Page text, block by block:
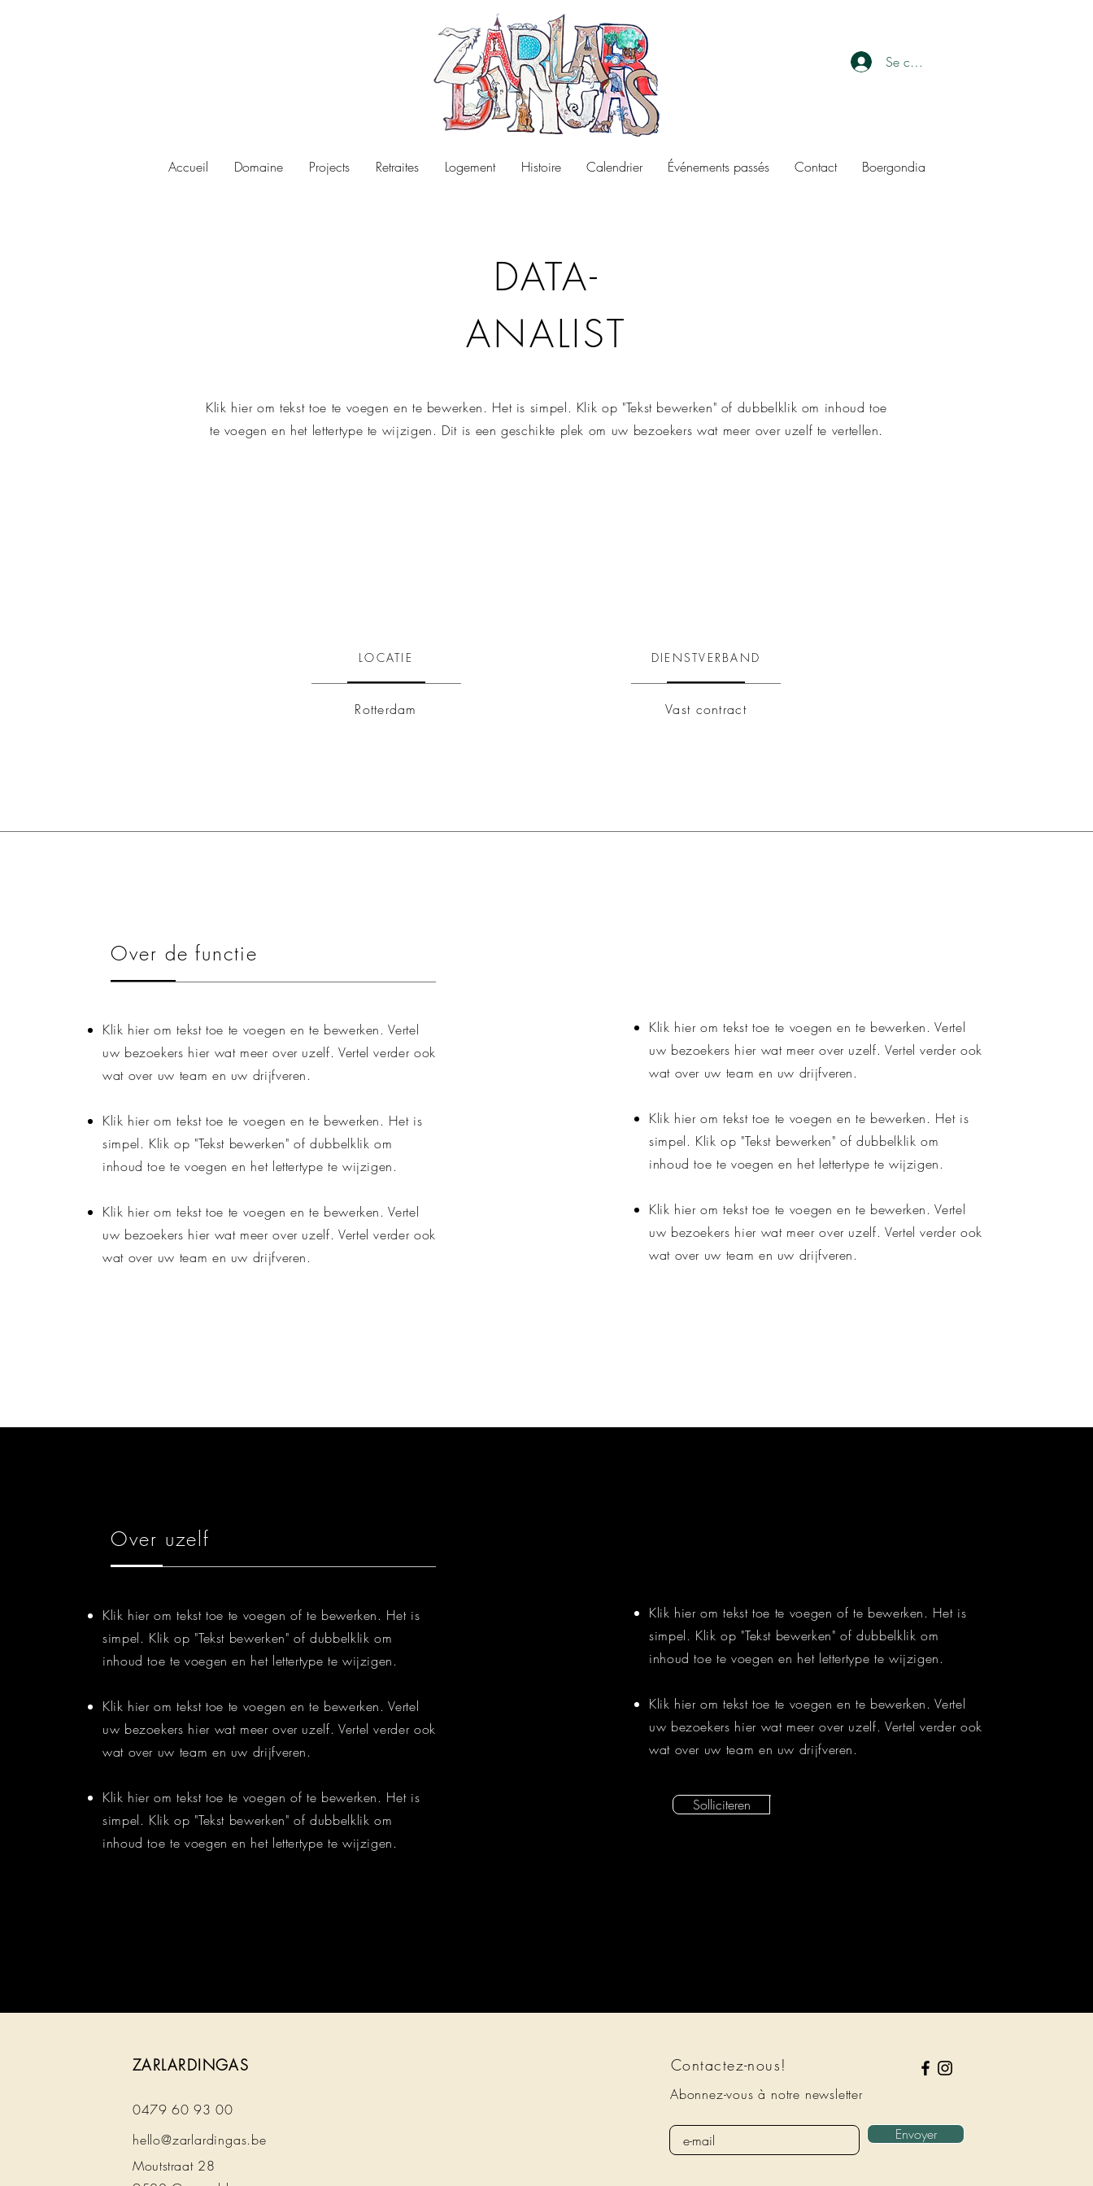
Se connecter
Accueil Domaine Projects Retraites Logement Histoire Calendrier Événements passés Contact Boergondia
DATA-
ANALIST
Klik hier om tekst toe te voegen en te bewerken. Het is simpel. Klik op "Tekst bewerken" of dubbelklik om inhoud toe
te voegen en het lettertype te wijzigen. Dit is een geschikte plek om uw bezoekers wat meer over uzelf te vertellen.
LOCATIE
Rotterdam
DIENSTVERBAND
Vast contract
Over de functie
Klik hier om tekst toe te voegen en te bewerken. Vertel
uw bezoekers hier wat meer over uzelf. Vertel verder ook
wat over uw team en uw drijfveren.
Klik hier om tekst toe te voegen en te bewerken. Het is
simpel. Klik op "Tekst bewerken" of dubbelklik om
inhoud toe te voegen en het lettertype te wijzigen.
Klik hier om tekst toe te voegen en te bewerken. Vertel
uw bezoekers hier wat meer over uzelf. Vertel verder ook
wat over uw team en uw drijfveren.
Klik hier om tekst toe te voegen en te bewerken. Vertel
uw bezoekers hier wat meer over uzelf. Vertel verder ook
wat over uw team en uw drijfveren.
Klik hier om tekst toe te voegen en te bewerken. Het is
simpel. Klik op "Tekst bewerken" of dubbelklik om
inhoud toe te voegen en het lettertype te wijzigen.
Klik hier om tekst toe te voegen en te bewerken. Vertel
uw bezoekers hier wat meer over uzelf. Vertel verder ook
wat over uw team en uw drijfveren.
Over uzelf
Klik hier om tekst toe te voegen of te bewerken. Het is
simpel. Klik op "Tekst bewerken" of dubbelklik om
inhoud toe te voegen en het lettertype te wijzigen.
Klik hier om tekst toe te voegen en te bewerken. Vertel
uw bezoekers hier wat meer over uzelf. Vertel verder ook
wat over uw team en uw drijfveren.
Klik hier om tekst toe te voegen of te bewerken. Het is
simpel. Klik op "Tekst bewerken" of dubbelklik om
inhoud toe te voegen en het lettertype te wijzigen.
Klik hier om tekst toe te voegen of te bewerken. Het is
simpel. Klik op "Tekst bewerken" of dubbelklik om
inhoud toe te voegen en het lettertype te wijzigen.
Klik hier om tekst toe te voegen en te bewerken. Vertel
uw bezoekers hier wat meer over uzelf. Vertel verder ook
wat over uw team en uw drijfveren.
Solliciteren
ZARLARDINGAS
0479 60 93 00
hello@zarlardingas.be
Moutstraat 28
Contactez-nous!
Abonnez-vous à notre newsletter
Envoyer